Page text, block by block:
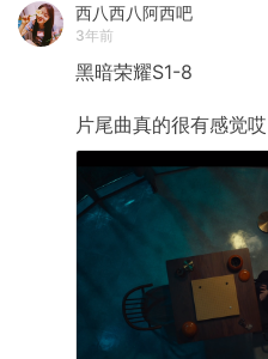
西八西八阿西吧
3年前
黑暗荣耀S1-8
片尾曲真的很有感觉哎